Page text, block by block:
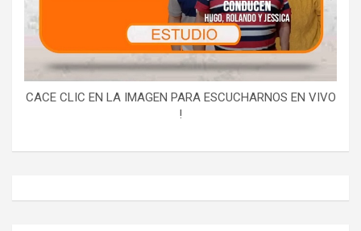
CACE CLIC EN LA IMAGEN PARA ESCUCHARNOS EN VIVO
!